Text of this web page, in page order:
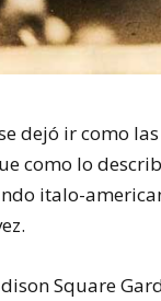
dejó ir como
como lo
italo-
Square